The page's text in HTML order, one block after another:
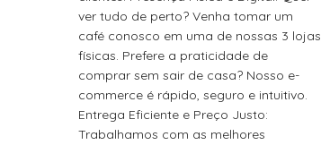
ver tudo de perto? Venha tomar um
café conosco em uma de nossas 3 lojas
físicas. Prefere a praticidade de
comprar sem sair de casa? Nosso e-
commerce é rápido, seguro e intuitivo.
Entrega Eficiente e Preço Justo:
Trabalhamos com as melhores